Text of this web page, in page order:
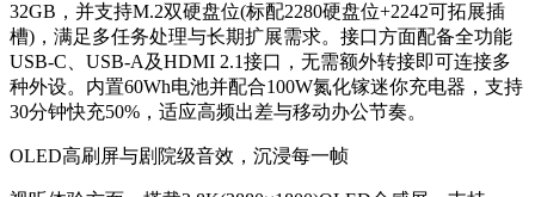
32GB，并支持M.2双硬盘位(标配2280硬盘位+2242可拓展插
槽)，满足多任务处理与长期扩展需求。接口方面配备全功能
USB-C、USB-A及HDMI 2.1接口，无需额外转接即可连接多
种外设。内置60Wh电池并配合100W氮化镓迷你充电器，支持
30分钟快充50%，适应高频出差与移动办公节奏。
OLED高刷屏与剧院级音效，沉浸每一帧